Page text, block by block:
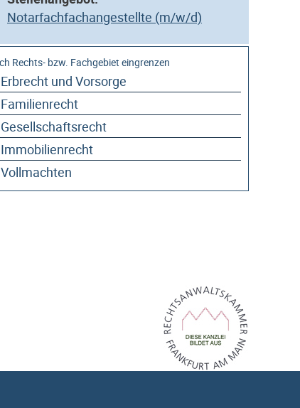
Notarfachfachangestellte (m/w/d)
Erbrecht und Vorsorge
Familienrecht
Gesellschaftsrecht
Immobilienrecht
Vollmachten